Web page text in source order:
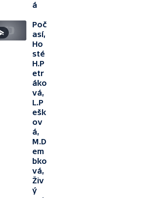
á
Poč
así,
Ho
sté
H.P
etr
áko
vá,
L.P
ešk
ov
á,
M.D
em
bko
vá,
Živ
ý